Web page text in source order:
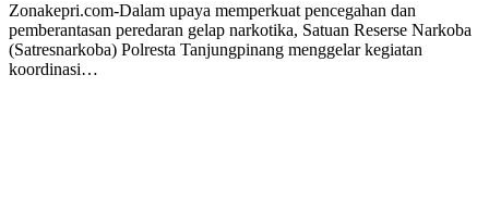
Zonakepri.com-Dalam upaya memperkuat pencegahan dan
pemberantasan peredaran gelap narkotika, Satuan Reserse Narkoba
(Satresnarkoba) Polresta Tanjungpinang menggelar kegiatan
koordinasi…